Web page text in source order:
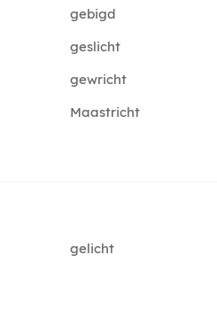
gebigd
geslicht
gewricht
Maastricht
gelicht